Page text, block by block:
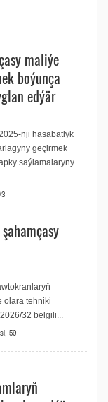
maliýe
boýunça
edýär
nji hasabatlyk
geçirmek
saýlamalaryny
3
olara tehniki
32 belgili...
59